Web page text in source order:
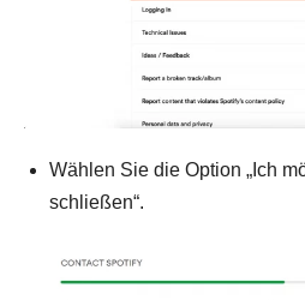
Wählen Sie die Option „Ich
schließen“.